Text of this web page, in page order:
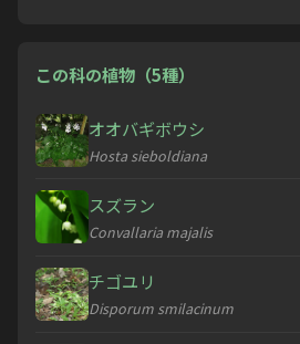
この科の植物（5種）
オオバギボウシ
Hosta sieboldiana
スズラン
Convallaria majalis
チゴユリ
Disporum smilacinum